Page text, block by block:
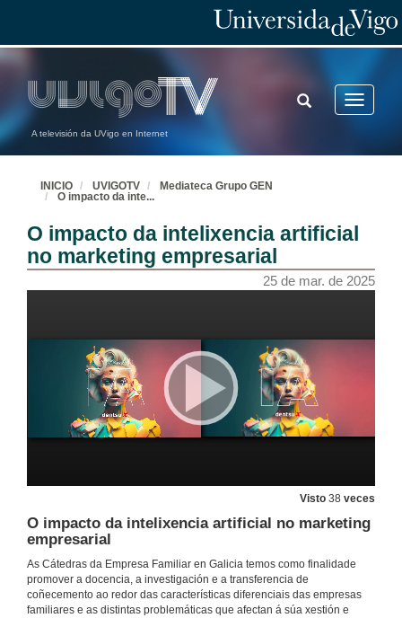
A televisión da UVigo en Internet
Toggle
TOGGLE
SEARCH
INICIO UVIGOTV
Mediateca Grupo GEN
O impacto da inte...
O impacto da intelixencia artificial
no marketing empresarial
25 de mar. de 2025
Visto 38 veces
O impacto da intelixencia artificial no marketing
empresarial
As Cátedras da Empresa Familiar en Galicia temos como finalidade
promover a docencia, a investigación e a transferencia de
coñecemento ao redor das características diferenciais das empresas
familiares e as distintas problemáticas que afectan á súa xestión e